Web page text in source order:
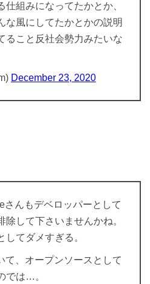
仕組みになってたかとか、
な風にしてたかとかの説明
ること反社会勢力みたいな
December 23, 2020
さんもデベロッパーとして
除して下さいませんかね。
してダメすぎる。
て、オープンソースとして
では…。